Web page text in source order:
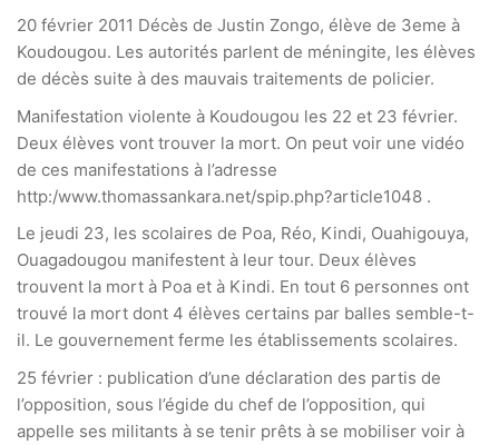
20 février 2011 Décès de Justin Zongo, élève de 3eme à
Koudougou. Les autorités parlent de méningite, les élèves
de décès suite à des mauvais traitements de policier.
Manifestation violente à Koudougou les 22 et 23 février.
Deux élèves vont trouver la mort. On peut voir une vidéo
de ces manifestations à l’adresse
http:/www.thomassankara.net/spip.php?article1048 .
Le jeudi 23, les scolaires de Poa, Réo, Kindi, Ouahigouya,
Ouagadougou manifestent à leur tour. Deux élèves
trouvent la mort à Poa et à Kindi. En tout 6 personnes ont
trouvé la mort dont 4 élèves certains par balles semble-t-
il. Le gouvernement ferme les établissements scolaires.
25 février : publication d’une déclaration des partis de
l’opposition, sous l’égide du chef de l’opposition, qui
appelle ses militants à se tenir prêts à se mobiliser voir à